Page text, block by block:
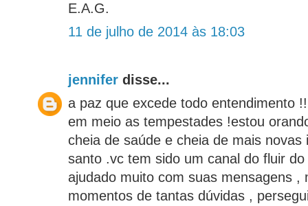
E.A.G.
11 de julho de 2014 às 18:03
jennifer disse...
a paz que excede todo entendimento
em meio as tempestades !estou
cheia de saúde e cheia de mais
santo .vc tem sido um canal do fluir
ajudado muito com suas mensagens ,
momentos de tantas dúvidas ,